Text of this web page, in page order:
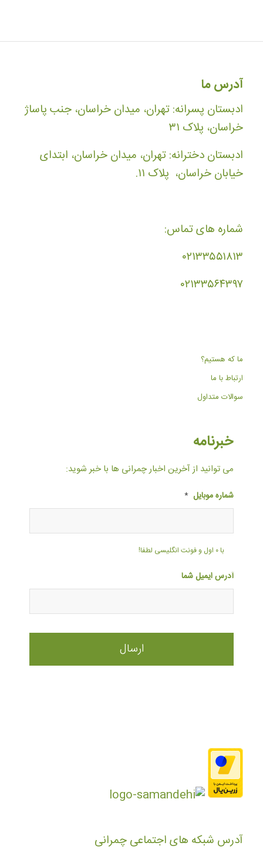
آدرس ما
ادبستان پسرانه: تهران، میدان خراسان، جنب پاساژ
خراسان، پلاک ۳۱
ادبستان دخترانه: تهران، میدان خراسان، ابتدای
خیابان خراسان، پلاک ۱۱.
شماره های تماس:
۰۲۱۳۳۵۵۱۸۱۳
۰۲۱۳۳۵۶۴۳۹۷
ما که هستیم؟
ارتباط با ما
سوالات متداول
خبرنامه
می توانید از آخرین اخبار چمرانی ها با خبر شوید:
شماره موبایل *
با ۰ اول و فونت انگلیسی لطفا!
آدرس ایمیل شما
آدرس شبکه های اجتماعی چمرانی